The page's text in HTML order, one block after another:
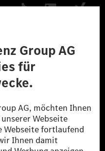
Barrierefreiheit
vorbehalten.
nicht vermiedene oder nicht
Benz Group durch
werden.